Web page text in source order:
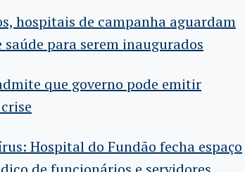
hospitais de campanha aguardam
para serem inaugurados
que governo pode emitir
Hospital do Fundão fecha espaço